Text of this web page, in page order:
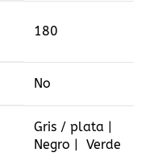
180
No
Gris / plata |
Negro | Verde